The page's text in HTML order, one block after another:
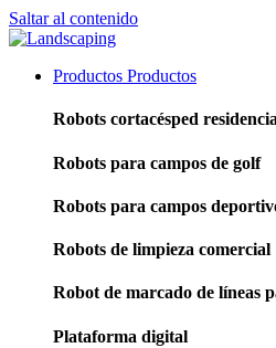
Saltar al contenido
Productos Productos
Robots cortacésped
Robots para campos de golf
Robots para campos
Robots de limpieza comercial
Robot de marcado de líneas
Plataforma digital